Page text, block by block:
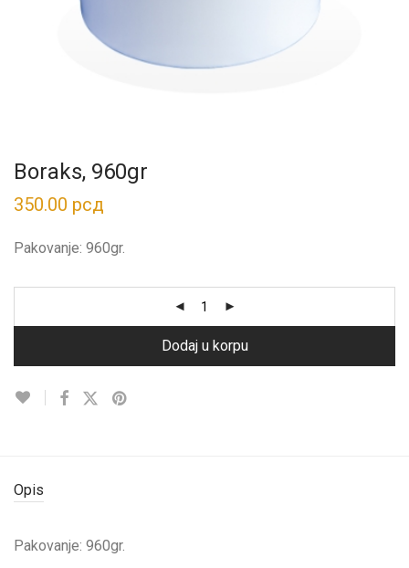
Boraks, 960gr
350.00 рсд
Pakovanje: 960gr.
Dodaj u korpu
Opis
Pakovanje: 960gr.